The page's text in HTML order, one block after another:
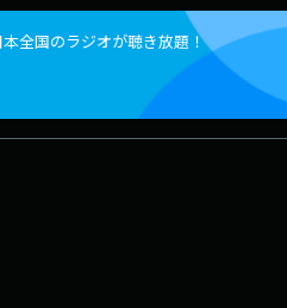
全国のラジオが聴き放題！